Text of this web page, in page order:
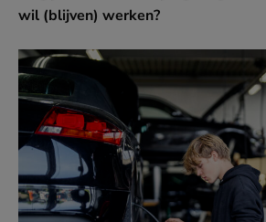
wil (blijven) werken?